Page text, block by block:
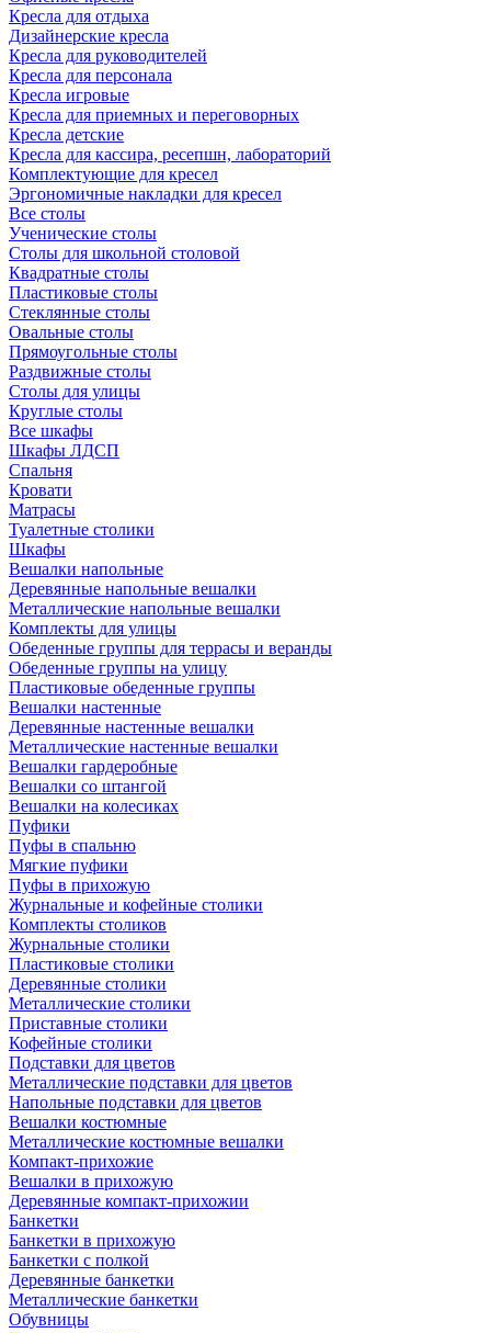
Кресла для отдыха
Дизайнерские кресла
Кресла для руководителей
Кресла для персонала
Кресла игровые
Кресла для приемных и переговорных
Кресла детские
Кресла для кассира, ресепшн, лабораторий
Комплектующие для кресел
Эргономичные накладки для кресел
Все столы
Ученические столы
Столы для школьной столовой
Квадратные столы
Пластиковые столы
Стеклянные столы
Овальные столы
Прямоугольные столы
Раздвижные столы
Столы для улицы
Круглые столы
Все шкафы
Шкафы ЛДСП
Спальня
Кровати
Матрасы
Туалетные столики
Шкафы
Вешалки напольные
Деревянные напольные вешалки
Металлические напольные вешалки
Комплекты для улицы
Обеденные группы для террасы и веранды
Обеденные группы на улицу
Пластиковые обеденные группы
Вешалки настенные
Деревянные настенные вешалки
Металлические настенные вешалки
Вешалки гардеробные
Вешалки со штангой
Вешалки на колесиках
Пуфики
Пуфы в спальню
Мягкие пуфики
Пуфы в прихожую
Журнальные и кофейные столики
Комплекты столиков
Журнальные столики
Пластиковые столики
Деревянные столики
Металлические столики
Приставные столики
Кофейные столики
Подставки для цветов
Металлические подставки для цветов
Напольные подставки для цветов
Вешалки костюмные
Металлические костюмные вешалки
Компакт-прихожие
Вешалки в прихожую
Деревянные компакт-прихожии
Банкетки
Банкетки в прихожую
Банкетки с полкой
Деревянные банкетки
Металлические банкетки
Обувницы